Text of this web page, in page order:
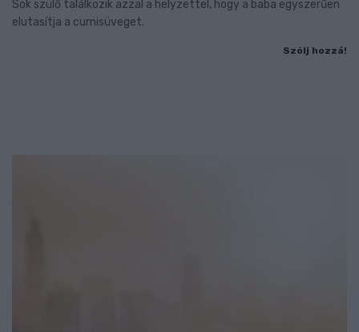
Sok szülő találkozik azzal a helyzettel, hogy a baba egyszerűen
elutasítja a cumisüveget.
Szólj hozzá!